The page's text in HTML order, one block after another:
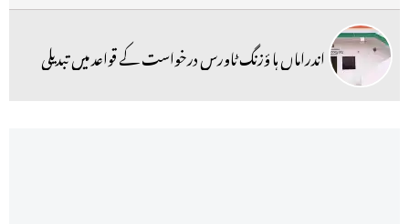
اندراماں ہا ؤزنگ ٹاورس درخواست کے قواعد میں تبدیلی